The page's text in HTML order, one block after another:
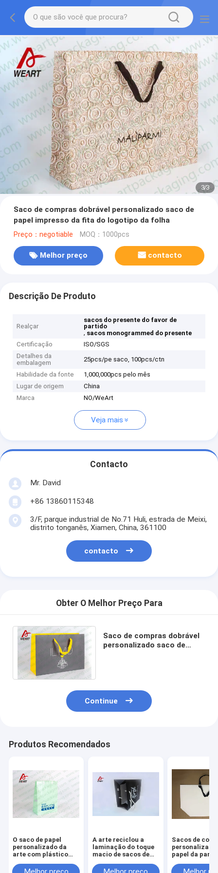
1/3
Saco de compras dobrável personalizado saco de
papel impresso da fita do logotipo da folha
Preço：negotiable MOQ：1000pcs
Melhor preço contacto
Descrição De Produto
Realçar
sacos do presente do favor de
partido
, sacos monogrammed do presente
Certificação
ISO/SGS
Detalhes da
embalagem
25pcs/pe saco, 100pcs/ctn
Habilidade da fonte
1,000,000pcs pelo mês
Lugar de origem
China
Marca
NO/WeArt
Veja mais
Contacto
Mr. David
+86 13860115348
3/F, parque industrial de No.71 Huli, estrada de Meixi,
distrito tonganês, Xiamen, China, 361100
contacto
Obter O Melhor Preço Para
Saco de compras dobrável
personalizado saco de
Continue
Produtos Recomendados
O saco de papel
personalizado da
arte com plástico
do LOGOTIPO para o
A arte reciclou a
laminação do toque
macio de sacos de
com impressão do
Sacos de
papel da parte
com o punho